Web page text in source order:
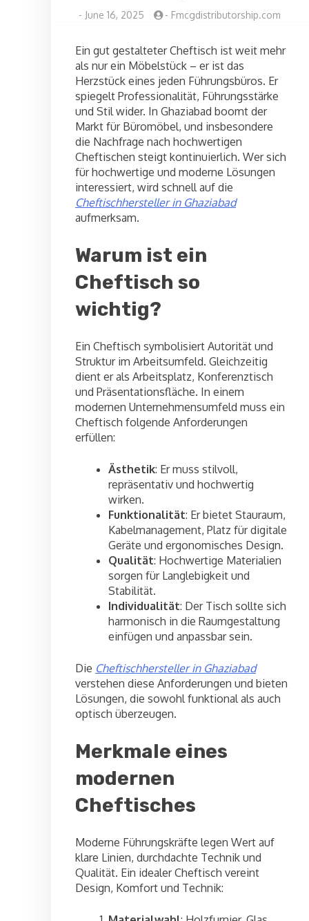
- June 16, 2025 - Fmcgdistributorship.com
Ein gut gestalteter Cheftisch ist weit mehr
als nur ein Möbelstück – er ist das
Herzstück eines jeden Führungsbüros. Er
spiegelt Professionalität, Führungsstärke
und Stil wider. In Ghaziabad boomt der
Markt für Büromöbel, und insbesondere
die Nachfrage nach hochwertigen
Cheftischen steigt kontinuierlich. Wer sich
für hochwertige und moderne Lösungen
interessiert, wird schnell auf die
Cheftischhersteller in Ghaziabad
aufmerksam.
Warum ist ein
Cheftisch so
wichtig?
Ein Cheftisch symbolisiert Autorität und
Struktur im Arbeitsumfeld. Gleichzeitig
dient er als Arbeitsplatz, Konferenztisch
und Präsentationsfläche. In einem
modernen Unternehmensumfeld muss ein
Cheftisch folgende Anforderungen
erfüllen:
Ästhetik: Er muss stilvoll,
repräsentativ und hochwertig
wirken.
Funktionalität: Er bietet Stauraum,
Kabelmanagement, Platz für digitale
Geräte und ergonomisches Design.
Qualität: Hochwertige Materialien
sorgen für Langlebigkeit und
Stabilität.
Individualität: Der Tisch sollte sich
harmonisch in die Raumgestaltung
einfügen und anpassbar sein.
Die Cheftischhersteller in Ghaziabad
verstehen diese Anforderungen und bieten
Lösungen, die sowohl funktional als auch
optisch überzeugen.
Merkmale eines
modernen
Cheftisches
Moderne Führungskräfte legen Wert auf
klare Linien, durchdachte Technik und
Qualität. Ein idealer Cheftisch vereint
Design, Komfort und Technik: